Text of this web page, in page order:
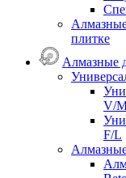
плитке
Алмазные
V/
F/L